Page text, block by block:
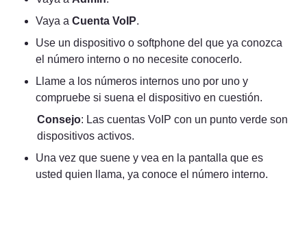
Vaya a Cuenta VoIP.
Use un dispositivo o softphone del que ya conozca
el número interno o no necesite conocerlo.
Llame a los números internos uno por uno y
compruebe si suena el dispositivo en cuestión.
Consejo: Las cuentas VoIP con un punto verde son
dispositivos activos.
Una vez que suene y vea en la pantalla que es
usted quien llama, ya conoce el número interno.